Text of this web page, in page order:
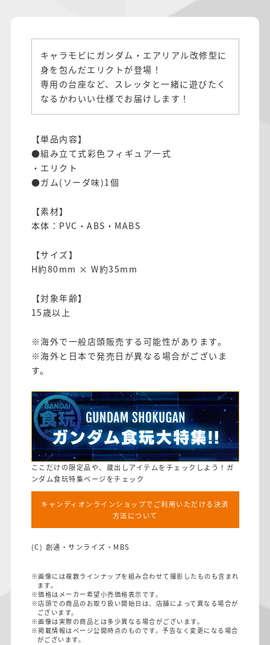
キャラモビにガンダム・エアリアル改修型に
身を包んだエリクトが登場！
専用の台座など、スレッタと一緒に遊びたく
なるかわいい仕様でお届けします！
【単品内容】
●組み立て式彩色フィギュア一式
・エリクト
●ガム(ソーダ味)1個
【素材】
本体：PVC・ABS・MABS
【サイズ】
H約80mm × W約35mm
【対象年齢】
15歳以上
※海外で一般店頭販売する可能性があります。
※海外と日本で発売日が異なる場合がございま
す。
ここだけの限定品や、蔵出しアイテムをチェックしよう！ガ
ンダム食玩特集ページをチェック
キャンディオンラインショップでご利用いただける決済
方法について
(C) 創通・サンライズ・MBS
※画像には複数ラインナップを組み合わせて撮影したものも含まれ
ます。
※価格はメーカー希望小売価格表示です。
※店頭での商品のお取り扱い開始日は、店舗によって異なる場合が
ございます。
※画像は実際の商品とは多少異なる場合がございます。
※掲載情報はページ公開時点のものです。予告なく変更になる場合
がございます。